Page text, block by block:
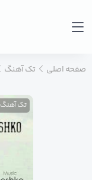
صفحه اصلی تک آهنگ
تک آهنگ